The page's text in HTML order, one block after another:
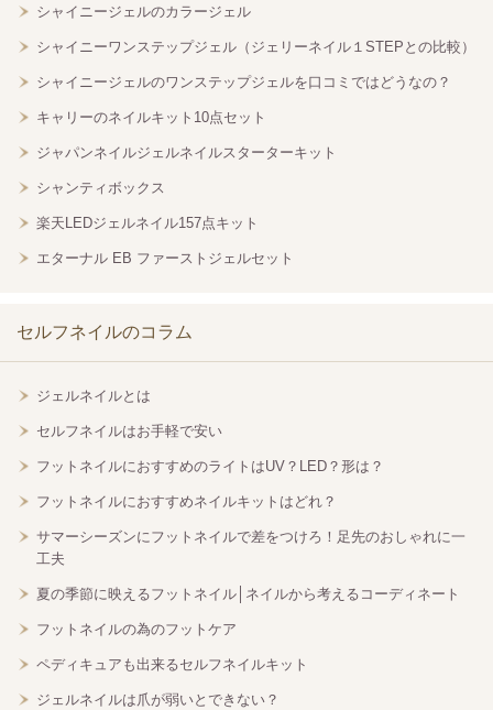
シャイニージェルのカラージェル
シャイニーワンステップジェル（ジェリーネイル１STEPとの比較）
シャイニージェルのワンステップジェルを口コミではどうなの？
キャリーのネイルキット10点セット
ジャパンネイルジェルネイルスターターキット
シャンティボックス
楽天LEDジェルネイル157点キット
エターナル EB ファーストジェルセット
セルフネイルのコラム
ジェルネイルとは
セルフネイルはお手軽で安い
フットネイルにおすすめのライトはUV？LED？形は？
フットネイルにおすすめネイルキットはどれ？
サマーシーズンにフットネイルで差をつけろ！足先のおしゃれに一
工夫
夏の季節に映えるフットネイル│ネイルから考えるコーディネート
フットネイルの為のフットケア
ペディキュアも出来るセルフネイルキット
ジェルネイルは爪が弱いとできない？